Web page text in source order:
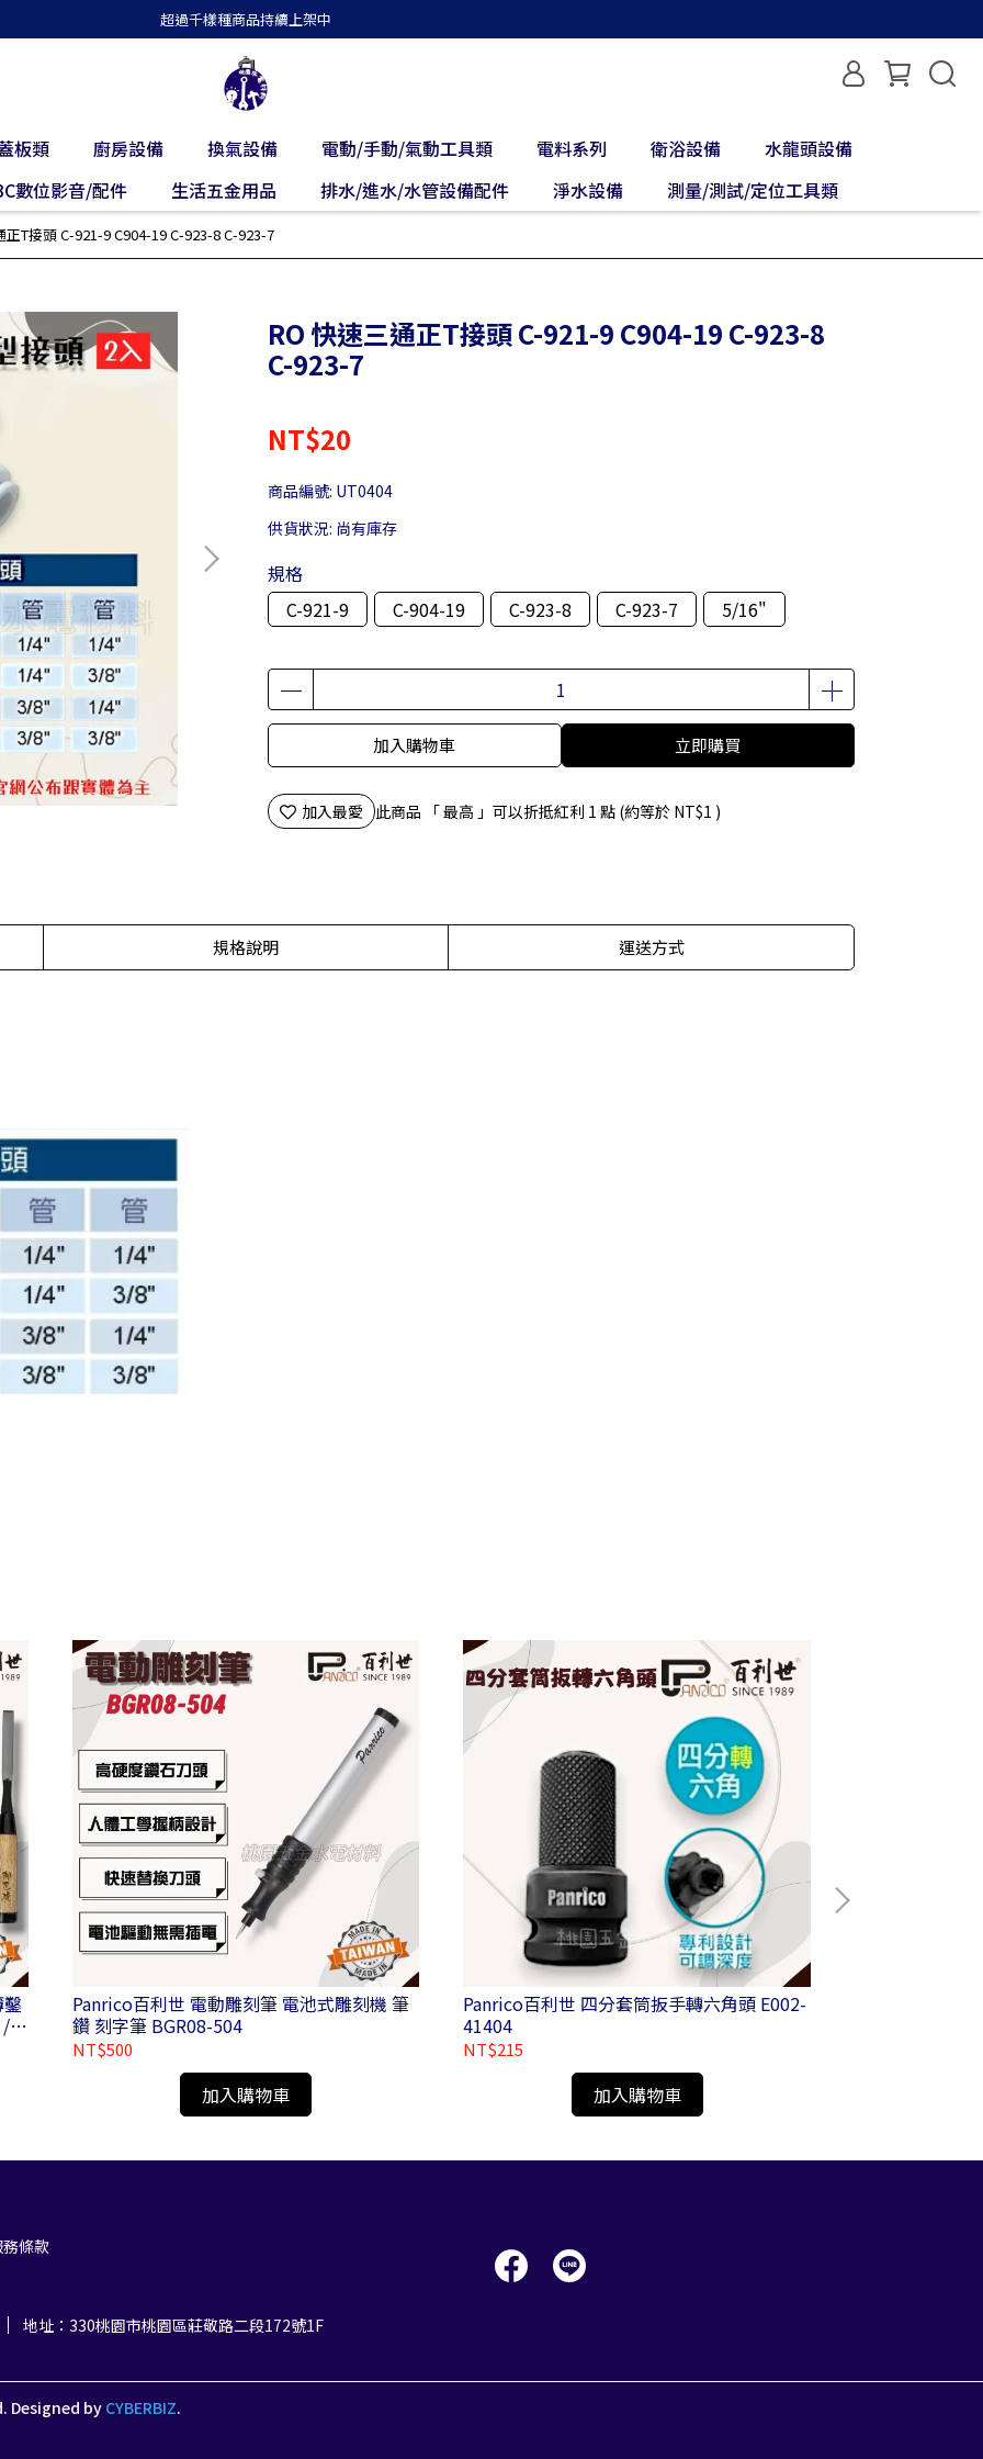
超過千樣種商品持續上架中
板類 廚房設備 換氣設備 電動/手動/氣動工具類 電料系列 衛浴設備
水龍頭設備
數位影音/配件
生活五金用品 排水/進水/水管設備配件 淨水設備 測量/測試/定位工具類
正T接頭 C-921-9 C904-19 C-923-8 C-923-7
RO 快速三通正T接頭 C-921-9 C904-19 C-923-8
C-923-7
NT$20
商品編號: UT0404
供貨狀況: 尚有庫存
規格
C-921-9
C-904-19 C-923-8 C-923-7 5/16"
加入購物車 立即購買
加入最愛 此商品 「 最高 」可以折抵紅利 1 點 (約等於 NT$1 )
規格說明 運送方式
/
Panrico百利世 電動雕刻筆 電池式雕刻機 筆
鑽 刻字筆 BGR08-504
NT$500
加入購物車
Panrico百利世 四分套筒扳手轉六角頭 E002-
41404
NT$215
加入購物車
條款
地址：330桃園市桃園區莊敬路二段172號1F
Designed by CYBERBIZ.